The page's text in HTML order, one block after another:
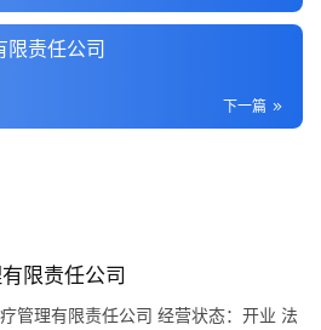
限责任公司
下一篇
限责任公司
管理有限责任公司 经营状态：开业 法